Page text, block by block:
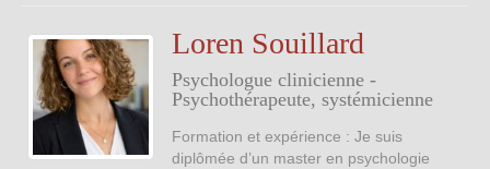
Loren Souillard
Psychologue clinicienne -
Psychothérapeute, systémicienne
Formation et expérience : Je suis
diplômée d’un master en psychologie